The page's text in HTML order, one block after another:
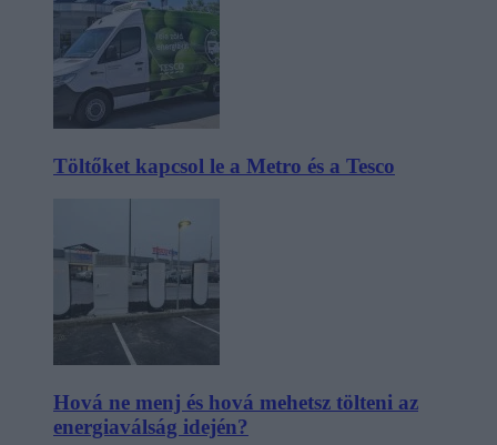
Töltőket kapcsol le a Metro és a Tesco
Hová ne menj és hová mehetsz tölteni az
energiaválság idején?